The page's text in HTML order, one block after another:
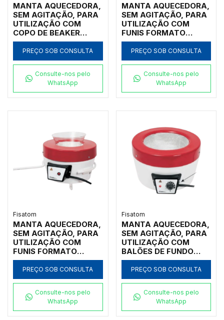
MANTA AQUECEDORA,
SEM AGITAÇÃO, PARA
UTILIZAÇÃO COM
COPO DE BEAKER
FORMA BAIXA DE
250ML, COM
REGULADOR
POTÊNCIA ATÉ 300ºC,
CLASSE 300, 110V -
MODELO 000271
PREÇO SOB CONSULTA
Consulte-nos pelo
WhatsApp
MANTA AQUECEDORA,
SEM AGITAÇÃO, PARA
UTILIZAÇÃO COM
FUNIS FORMATO
ANALÍTICO, ÂNGULO
DE 60º, COM
DIÂMETRO SUPERIOR
20CM, COM
REGULADOR DE
POTÊNCIA ANALÓGICO
300, 110V - MODELO
PREÇO SOB CONSULTA
Consulte-nos pelo
WhatsApp
Fisatom
MANTA AQUECEDORA,
SEM AGITAÇÃO, PARA
UTILIZAÇÃO COM
FUNIS FORMATO
ANALÍTICO, ÂNGULO
DE 60º, COM
DIÂMETRO SUPERIOR
13CM, COM
REGULADOR DE
POTÊNCIA ANALÓGICO
PREÇO SOB CONSULTA
Consulte-nos pelo
WhatsApp
Fisatom
MANTA AQUECEDORA,
SEM AGITAÇÃO, PARA
UTILIZAÇÃO COM
BALÕES DE FUNDO
REDONDO DE 2.000ML,
COM REGULADOR
ELETRÔNICO
INCORPORADO PARA
TEMPERATURAS ATÉ
300ºC, CLASSE 300,
PREÇO SOB CONSULTA
Consulte-nos pelo
WhatsApp